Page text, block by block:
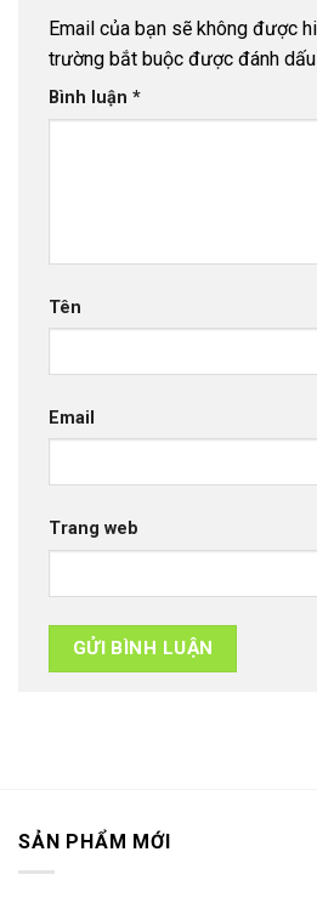
Email của bạn sẽ không được
trường bắt buộc được đánh dấu
Bình luận *
Tên
Email
Trang web
SẢN PHẨM MỚI